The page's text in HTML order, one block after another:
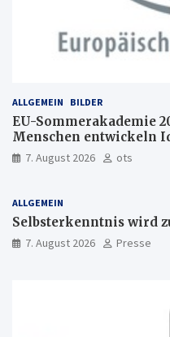
ALLGEMEIN BILDER
EU-Sommerakademie
Menschen entwickeln
7. August 2026 ots
ALLGEMEIN
Selbsterkenntnis wird
7. August 2026 Presse